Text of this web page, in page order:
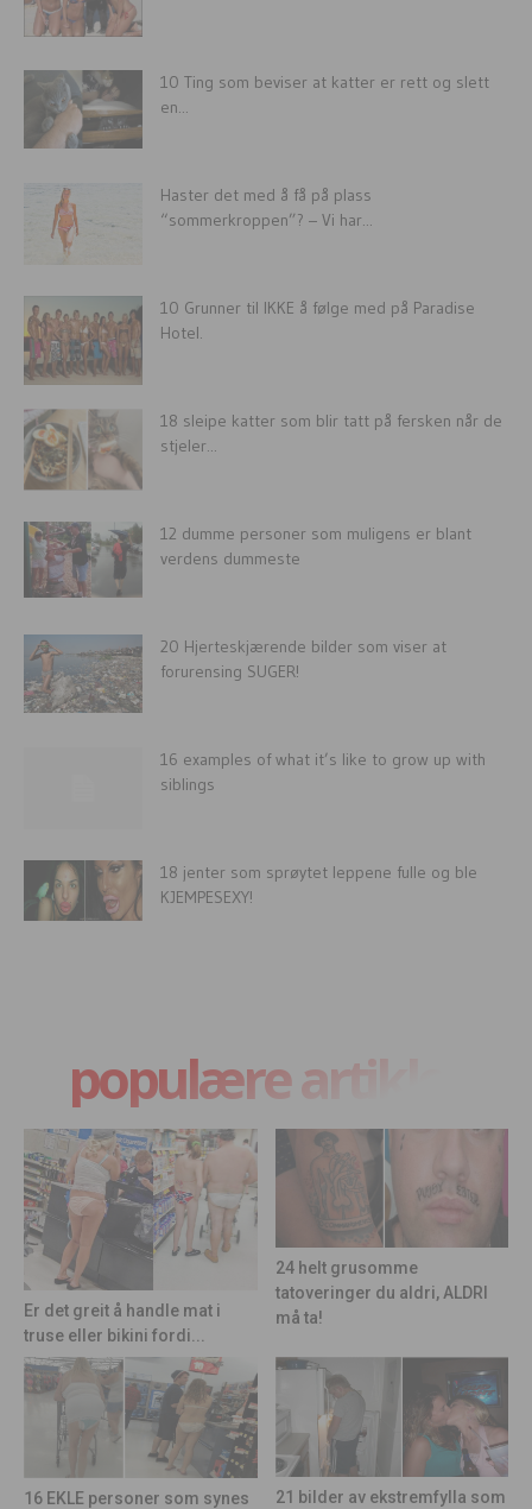
10 Ting som beviser at katter er rett og slett
en...
Haster det med å få på plass
“sommerkroppen”? – Vi har...
10 Grunner til IKKE å følge med på Paradise
Hotel.
18 sleipe katter som blir tatt på fersken når de
stjeler...
12 dumme personer som muligens er blant
verdens dummeste
20 Hjerteskjærende bilder som viser at
forurensing SUGER!
16 examples of what it’s like to grow up with
siblings
18 jenter som sprøytet leppene fulle og ble
KJEMPESEXY!
populære artikler
Er det greit å handle mat i
truse eller bikini fordi...
24 helt grusomme
tatoveringer du aldri, ALDRI
må ta!
16 EKLE personer som synes
21 bilder av ekstremfylla som